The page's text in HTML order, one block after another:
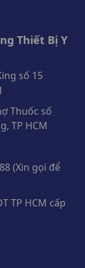
Thiết Bị Y
số 15
Thuốc số
TP HCM
(Xin gọi để
TP HCM cấp